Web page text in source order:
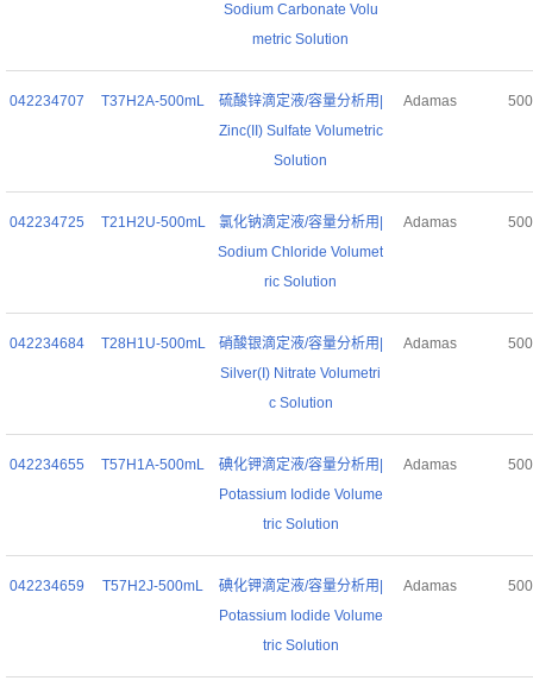
Sodium Carbonate Volu
metric Solution
042234707 T37H2A-500mL
硫酸锌滴定液/容量分析用|
Zinc(II) Sulfate Volumetric
Solution
Adamas
042234725 T21H2U-500mL
氯化钠滴定液/容量分析用|
Sodium Chloride Volumet
ric Solution
Adamas
042234684 T28H1U-500mL
硝酸银滴定液/容量分析用|
Silver(I) Nitrate Volumetri
c Solution
Adamas
042234655 T57H1A-500mL
碘化钾滴定液/容量分析用|
Potassium Iodide Volume
tric Solution
Adamas
042234659 T57H2J-500mL
碘化钾滴定液/容量分析用|
Potassium Iodide Volume
tric Solution
Adamas